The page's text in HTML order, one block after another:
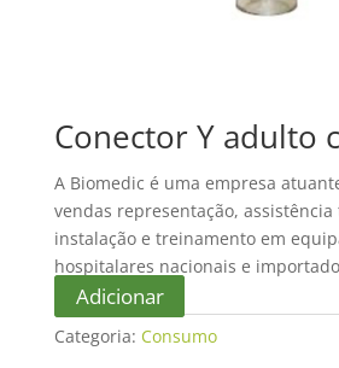
Conector Y adulto
A Biomedic é uma empresa
vendas representação, assistência
instalação e treinamento em
hospitalares nacionais e
Adicionar
Categoria: Consumo